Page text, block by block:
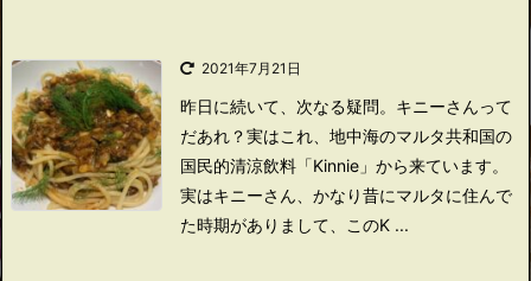
2021年7月21日
昨日に続いて、次なる疑問。 キニーさんって
だあれ？実はこれ、地中海のマルタ共和国の
国民的清涼飲料「Kinnie」から来ています。
実はキニーさん、かなり昔にマルタに住んで
た時期がありまして、このK ...